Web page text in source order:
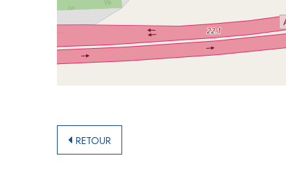
RETOUR